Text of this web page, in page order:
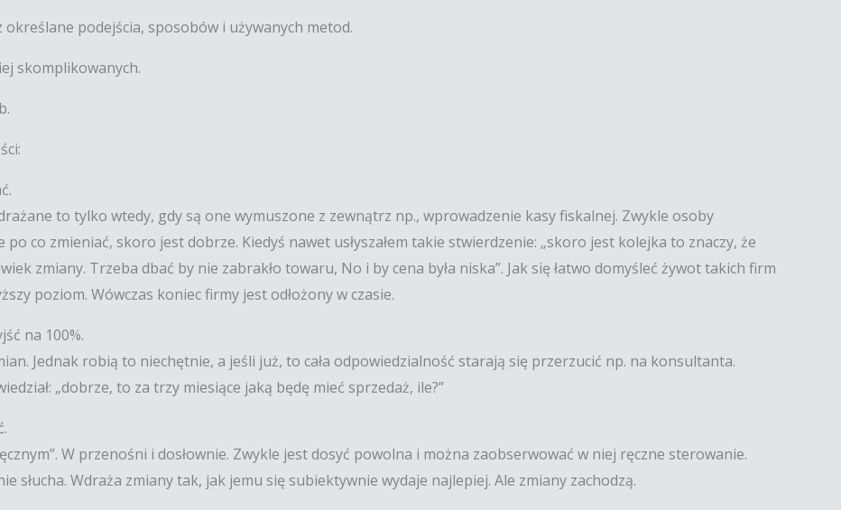
podejścia, sposobów i używanych metod.
skomplikowanych.
to tylko wtedy, gdy są one wymuszone z zewnątrz np., wprowadzenie kasy fiskalnej. Zwykle osoby
po co zmieniać, skoro jest dobrze. Kiedyś nawet usłyszałem takie stwierdzenie: „skoro jest kolejka to znaczy, że
zmiany. Trzeba dbać by nie zabrakło towaru, No i by cena była niska”. Jak się łatwo domyśleć żywot takich firm
poziom. Wówczas koniec firmy jest odłożony w czasie.
na 100%.
Jednak robią to niechętnie, a jeśli już, to cała odpowiedzialność starają się przerzucić np. na konsultanta.
„dobrze, to za trzy miesiące jaką będę mieć sprzedaż, ile?”
W przenośni i dosłownie. Zwykle jest dosyć powolna i można zaobserwować w niej ręczne sterowanie.
słucha. Wdraża zmiany tak, jak jemu się subiektywnie wydaje najlepiej. Ale zmiany zachodzą.